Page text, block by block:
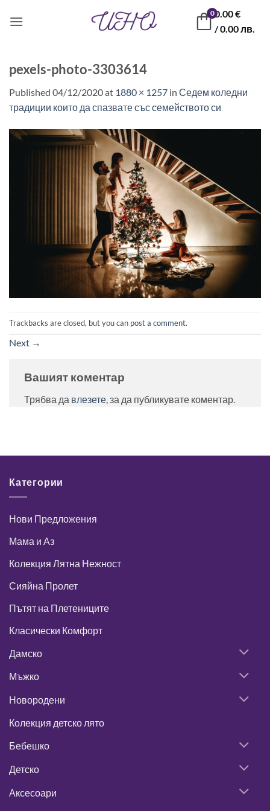
00.00€
/ 0.00 лв.
pexels-photo-3303614
Published 04/12/2020at 1880 × 1257 in Седем коледни
традиции които да спазвате със семейството си
Trackbacks are closed, but you can post a comment.
Next →
Вашият коментар
Трябва да влезете, за да публикувате коментар.
Категории
Нови Предложения
Мама и Аз
Колекция Лятна Нежност
Сияйна Пролет
Пътят на Плетениците
Класически Комфорт
Дамско
Мъжко
Новородени
Колекция детско лято
Бебешко
Детско
Аксесоари